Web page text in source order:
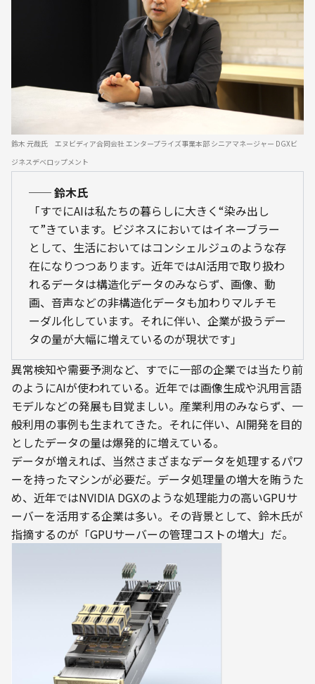
鈴木 元哉氏　エヌビディア合同会社 エンタープライズ事業本部 シニアマネージャー DGXビ
ジネスデベロップメント
── 鈴木氏
「すでにAIは私たちの暮らしに大きく“染み出し
て”きています。ビジネスにおいてはイネーブラー
として、生活においてはコンシェルジュのような存
在になりつつあります。近年ではAI活用で取り扱わ
れるデータは構造化データのみならず、画像、動
画、音声などの非構造化データも加わりマルチモ
ーダル化しています。それに伴い、企業が扱うデー
タの量が大幅に増えているのが現状です」
異常検知や需要予測など、すでに一部の企業では当たり前
のようにAIが使われている。近年では画像生成や汎用言語
モデルなどの発展も目覚ましい。産業利用のみならず、一
般利用の事例も生まれてきた。それに伴い、AI開発を目的
としたデータの量は爆発的に増えている。
データが増えれば、当然さまざまなデータを処理するパワ
ーを持ったマシンが必要だ。データ処理量の増大を賄うた
め、近年ではNVIDIA DGXのような処理能力の高いGPUサ
ーバーを活用する企業は多い。その背景として、鈴木氏が
指摘するのが「GPUサーバーの管理コストの増大」だ。